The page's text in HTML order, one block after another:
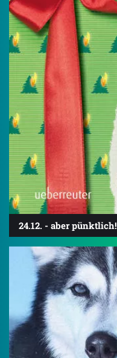
24.12. - aber pünktlich!